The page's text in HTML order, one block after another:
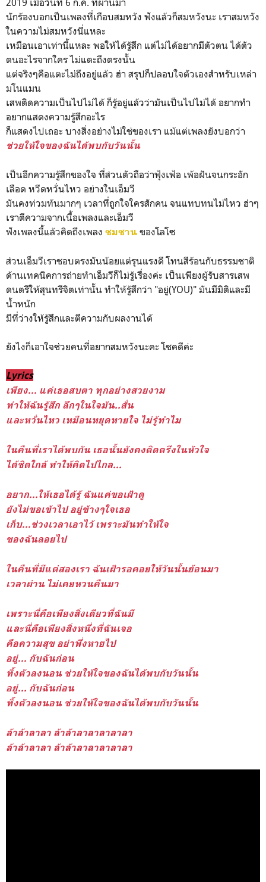
นักร้องบอกเป็นเพลงที่เกือบสมหวัง ฟังแล้วก็สมหวังนะ เราสมหวัง
ในความไม่สมหวังนี่แหละ
เหมือนเอาเท่านี้แหละ พอให้ได้รู้สึก แต่ไม่ได้อยากมีตัวตน ได้ตัว
ตนอะไรจากใคร ไม่แตะถึงตรงนั้น
แต่จริงๆคือแตะไม่ถึงอยู่แล้ว ฮ่า สรุปก็ปลอบใจตัวเองสำหรับเหล่า
มโนแมน
เสพติดความเป็นไปไม่ได้ ก็รู้อยู่แล้วว่ามันเป็นไปไม่ได้ อยากทำ
อยากแสดงความรู้สึกอะไร
ก็แสดงไปเถอะ บางสิ่งอย่างไม่ใช่ของเรา แม้แต่เพลงยังบอกว่า
ช่วยให้ใจของฉันได้พบกับวันนั้น
เป็นอีกความรู้สึกของใจ ที่ส่วนตัวถือว่าฟุ้งเฟ้อ เพ้อฝันจนกระอัก
เลือด หวีดหวั่นไหว อย่างในเอ็มวี
มันคงท่วมท้นมากๆ เวลาที่ถูกใจใครสักคน จนแทบทนไม่ไหว ฮ่าๆ
เราตีความจากเนื้อเพลงและเอ็มวี
ฟังเพลงนี้แล้วคิดถึงเพลง ซมซาน ของโลโซ
ส่วนเอ็มวีเราชอบตรงมันน้อยแต่รุนแรงดี โทนสีร้อนกับธรรมชาติ
ด้านเทคนิคการถ่ายทำเอ็มวีก็ไม่รู้เรื่องค่ะ เป็นเพียงผู้รับสารเสพ
ดนตรีให้สุนทรีจิตเท่านั้น ทำให้รู้สึกว่า "อยู่(YOU)" มันมีมิติและมี
น้ำหนัก
มีที่ว่างให้รู้สึกและตีความกับผลงานได้
ยังไงก็เอาใจช่วยคนที่อยากสมหวังนะคะ โชคดีค่ะ
Lyrics
เพียง... แค่เธอสบตา ทุกอย่างสวยงาม
ทำให้ฉันรู้สึก ลึกๆในใจมัน..สั่น
และหวั่นไหว เหมือนหยุดหายใจ ไม่รู้ทำไม
ในคืนที่เราได้พบกัน เธอนั้นยังคงติดตรึงในหัวใจ
ได้ชิดใกล้ ทำให้คิดไปไกล...
อยาก...ให้เธอได้รู้ ฉันแค่ขอเฝ้าดู
ยังไม่ขอเข้าไป อยู่ข้างๆใจเธอ
เก็บ...ช่วงเวลาเอาไว้ เพราะมันทำให้ใจ
ของฉันลอยไป
ในคืนที่มีแต่สองเรา ฉันเฝ้ารอคอยให้วันนั้นย้อนมา
เวลาผ่าน ไม่เคยหวนคืนมา
เพราะนี่คือเพียงสิ่งเดียวที่ฉันมี
และนี่คือเพียงสิ่งหนึ่งที่ฉันเจอ
คือความสุข อย่าพึ่งหายไป
อยู่... กับฉันก่อน
ทิ้งตัวลงนอน ช่วยให้ใจของฉันได้พบกับวันนั้น
อยู่... กับฉันก่อน
ทิ้งตัวลงนอน ช่วยให้ใจของฉันได้พบกับวันนั้น
ล้าล้าลาลา ล้าล้าลาลาลาลาลา
ล้าล้าลาลา ล้าล้าลาลาลาลาลา